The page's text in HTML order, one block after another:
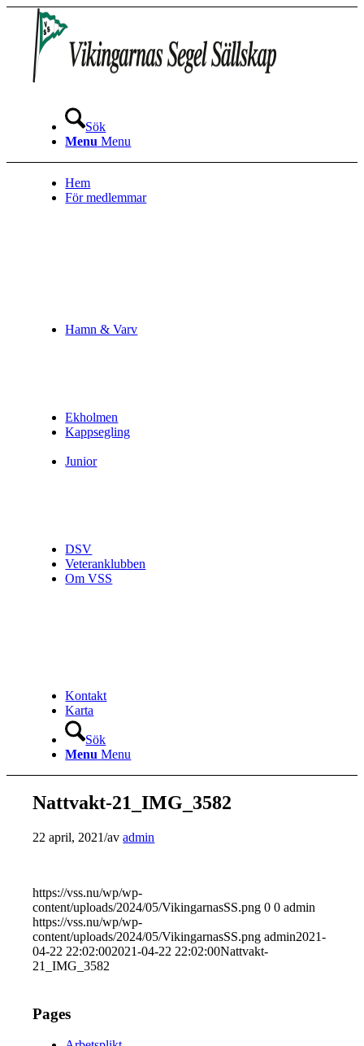
Sök
Menu Menu
Hem
För medlemmar
Hamn & Varv
Ekholmen
Kappsegling
Junior
DSV
Veteranklubben
Om VSS
Kontakt
Karta
Sök
Menu Menu
Nattvakt-21_IMG_3582
22 april, 2021/avadmin
https://vss.nu/wp/wp-
content/uploads/2024/05/VikingarnasSS.png 0 0 admin
https://vss.nu/wp/wp-
content/uploads/2024/05/VikingarnasSS.png admin2021-
04-22 22:02:002021-04-22 22:02:00Nattvakt-
21_IMG_3582
Pages